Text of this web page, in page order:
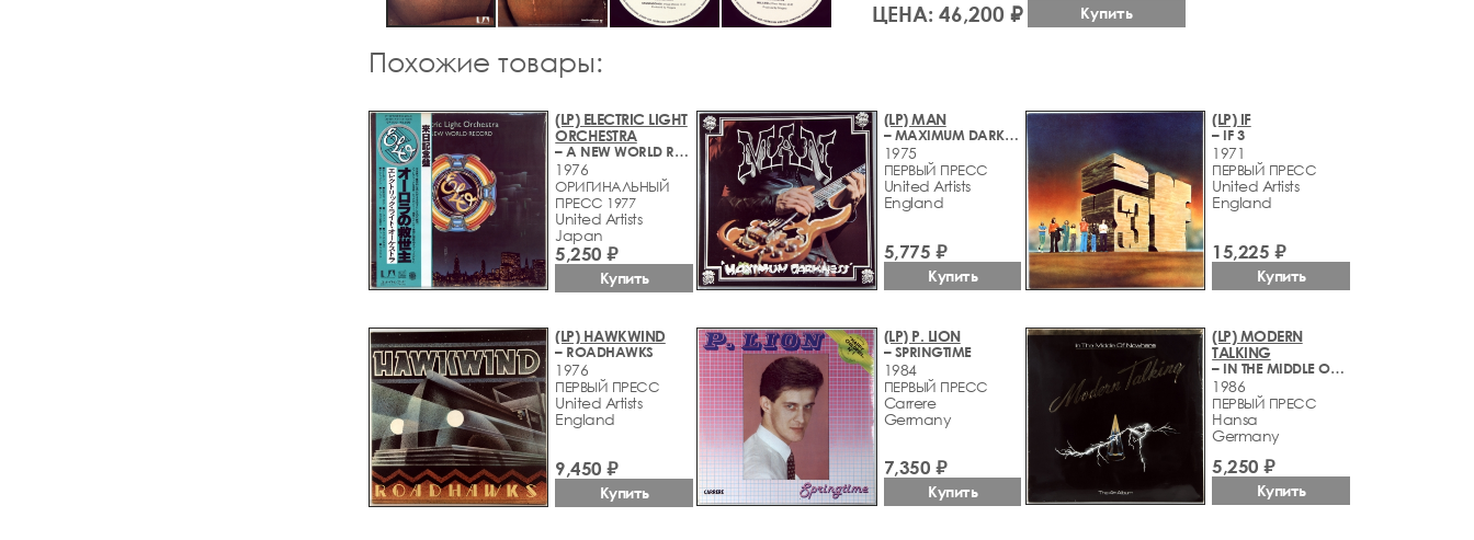
ЦЕНА: 46,200 ₽ Купить
Похожие товары:
(LP) ELECTRIC LIGHT
ORCHESTRA
– A NEW WORLD RECORD
1976
ОРИГИНАЛЬНЫЙ
ПРЕСС 1977
United Artists
Japan
5,250 ₽
Купить
(LP) MAN
– MAXIMUM DARKNESS
1975
ПЕРВЫЙ ПРЕСС
United Artists
England
5,775 ₽
Купить
(LP) IF
– IF 3
1971
ПЕРВЫЙ ПРЕСС
United Artists
England
15,225 ₽
Купить
(LP) HAWKWIND
– ROADHAWKS
1976
ПЕРВЫЙ ПРЕСС
United Artists
England
9,450 ₽
Купить
(LP) P. LION
– SPRINGTIME
1984
ПЕРВЫЙ ПРЕСС
Carrere
Germany
7,350 ₽
Купить
(LP) MODERN
TALKING
– IN THE MIDDLE OF NOWHERE (4th ALBUM)
1986
ПЕРВЫЙ ПРЕСС
Hansa
Germany
5,250 ₽
Купить